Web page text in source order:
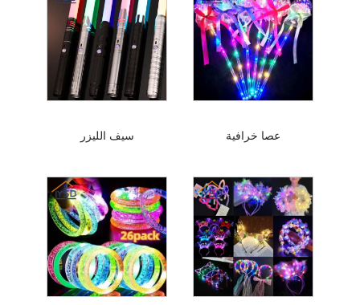
سيف الليزر عصا خرافية